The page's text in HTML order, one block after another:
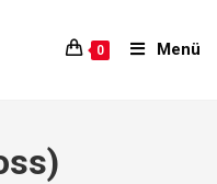
0 Menü